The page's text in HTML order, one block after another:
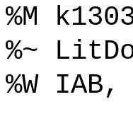
%M
%~
%W